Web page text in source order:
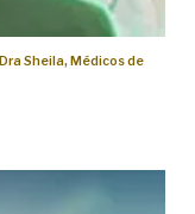
Sheila, Médicos de